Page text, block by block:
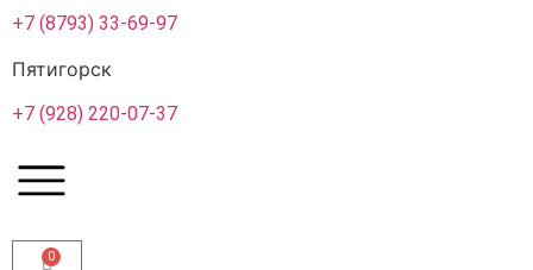
+7 (8793) 33-69-97
Пятигорск
+7 (928) 220-07-37
0